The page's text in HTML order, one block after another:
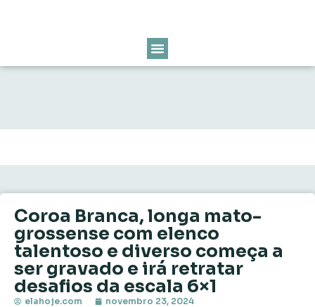
Coroa Branca, longa mato-
grossense com elenco
talentoso e diverso começa a
ser gravado e irá retratar
desafios da escala 6×1
elahoje.com novembro 23, 2024